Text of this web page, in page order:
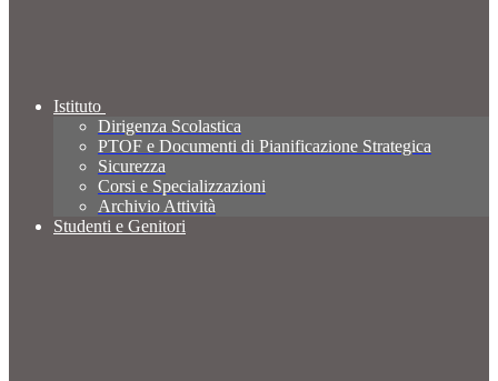
Istituto
Dirigenza Scolastica
PTOF e Documenti di Pianificazione Strategica
Sicurezza
Corsi e Specializzazioni
Archivio Attività
Studenti e Genitori